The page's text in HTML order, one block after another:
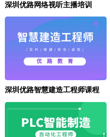
深圳优路网络视听主播培训
深圳优路智慧建造工程师课程